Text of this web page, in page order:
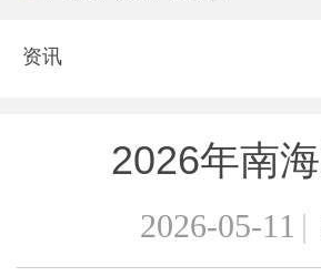
资讯
2026年南
2026-05-11 |